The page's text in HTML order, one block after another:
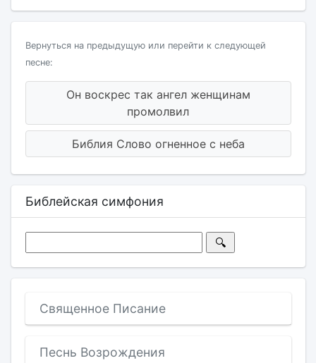
Вернуться на предыдущую или перейти к следующей
песне:
Он воскрес так ангел женщинам
промолвил
Библия Слово огненное с неба
Библейская симфония
Священное Писание
Песнь Возрождения